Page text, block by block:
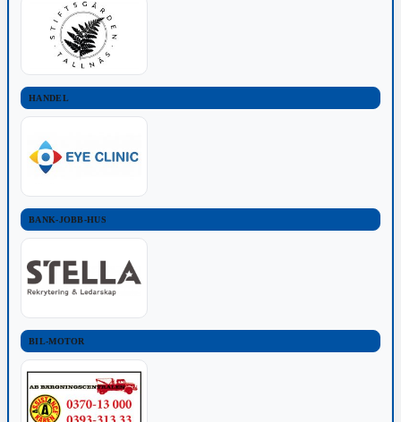
HANDEL
BANK-JOBB-HUS
BIL-MOTOR